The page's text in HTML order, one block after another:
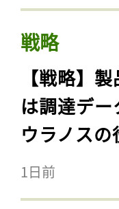
戦略
【戦略】
は調達デ
ウラノス
1日前